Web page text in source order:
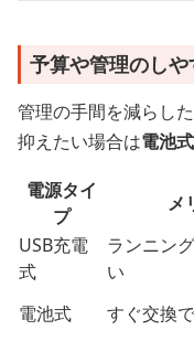
予算や管理のし
管理の手間を減らし
抑えたい場合は電池式
電源タイ
プ
メ
USB充電
式
ランニン
い
電池式
すぐ交換